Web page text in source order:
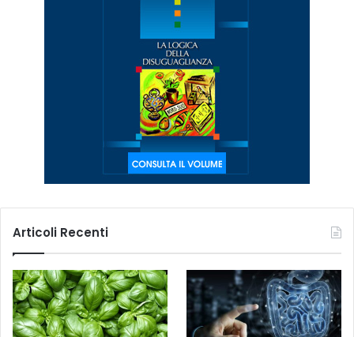
Articoli Recenti